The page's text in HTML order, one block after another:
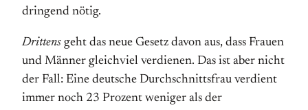
dringend nötig.
Drittens geht das neue Gesetz davon aus, dass Frauen
und Männer gleichviel verdienen. Das ist aber nicht
der Fall: Eine deutsche Durchschnittsfrau verdient
immer noch 23 Prozent weniger als der